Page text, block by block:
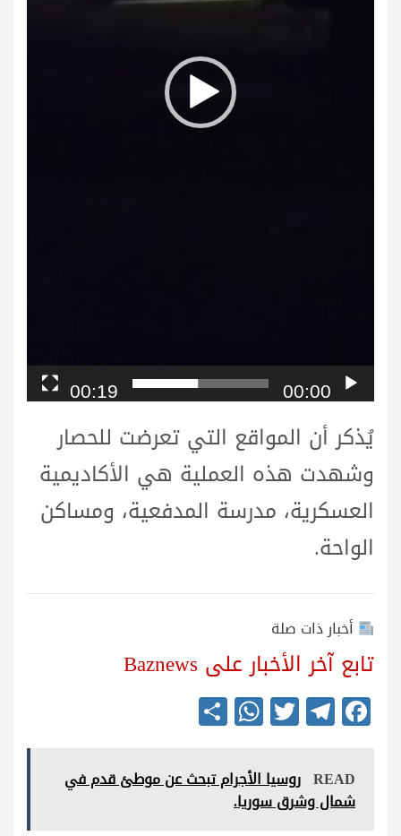
00:00
00:19
يُذكر أن المواقع التي تعرضت للحصار
وشهدت هذه العملية هي الأكاديمية
العسكرية، مدرسة المدفعية، ومساكن
الواحة.
أخبار ذات صلة
تابع آخر الأخبار على Baznews
Fa
ce
bo
ok
Te
le
gr
a
T
wi
tte
r
W
ha
ts
A
re READ روسيا الأجرام تبحث عن موطئ قدم في
شمال وشرق سوريا.